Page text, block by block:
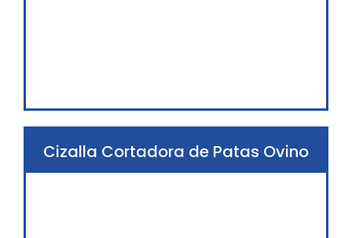
Cizalla Cortadora de Patas Ovino